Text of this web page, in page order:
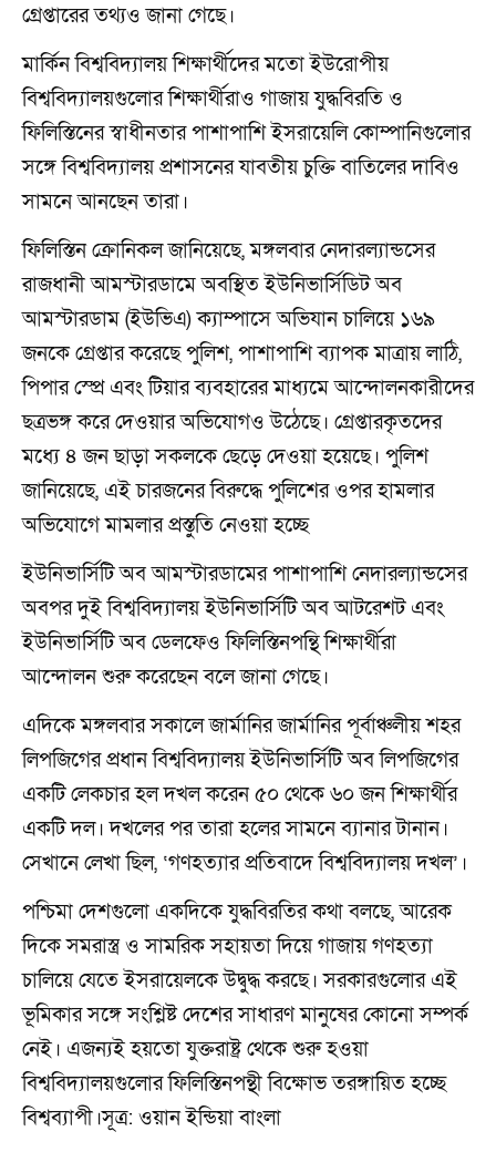
গ্রেপ্তারের তথ্যও জানা গেছে।
মার্কিন বিশ্ববিদ্যালয় শিক্ষার্থীদের মতো ইউরোপীয়
বিশ্ববিদ্যালয়গুলোর শিক্ষার্থীরাও গাজায় যুদ্ধবিরতি ও
ফিলিস্তিনের স্বাধীনতার পাশাপাশি ইসরায়েলি কোম্পানিগুলোর
সঙ্গে বিশ্ববিদ্যালয় প্রশাসনের যাবতীয় চুক্তি বাতিলের দাবিও
সামনে আনছেন তারা।
ফিলিস্তিন ক্রোনিকল জানিয়েছে, মঙ্গলবার নেদারল্যান্ডসের
রাজধানী আমস্টারডামে অবস্থিত ইউনিভার্সিডিট অব
আমস্টারডাম (ইউভিএ) ক্যাম্পাসে অভিযান চালিয়ে ১৬৯
জনকে গ্রেপ্তার করেছে পুলিশ, পাশাপাশি ব্যাপক মাত্রায় লাঠি,
পিপার স্প্রে এবং টিয়ার ব্যবহারের মাধ্যমে আন্দোলনকারীদের
ছত্রভঙ্গ করে দেওয়ার অভিযোগও উঠেছে। গ্রেপ্তারকৃতদের
মধ্যে ৪ জন ছাড়া সকলকে ছেড়ে দেওয়া হয়েছে। পুলিশ
জানিয়েছে, এই চারজনের বিরুদ্ধে পুলিশের ওপর হামলার
অভিযোগে মামলার প্রস্তুতি নেওয়া হচ্ছে
ইউনিভার্সিটি অব আমস্টারডামের পাশাপাশি নেদারল্যান্ডসের
অবপর দুই বিশ্ববিদ্যালয় ইউনিভার্সিটি অব আটরেশট এবং
ইউনিভার্সিটি অব ডেলফেও ফিলিস্তিনপন্থি শিক্ষার্থীরা
আন্দোলন শুরু করেছেন বলে জানা গেছে।
এদিকে মঙ্গলবার সকালে জার্মানির জার্মানির পূর্বাঞ্চলীয় শহর
লিপজিগের প্রধান বিশ্ববিদ্যালয় ইউনিভার্সিটি অব লিপজিগের
একটি লেকচার হল দখল করেন ৫০ থেকে ৬০ জন শিক্ষার্থীর
একটি দল। দখলের পর তারা হলের সামনে ব্যানার টানান।
সেখানে লেখা ছিল, ‘গণহত্যার প্রতিবাদে বিশ্ববিদ্যালয় দখল’।
পশ্চিমা দেশগুলো একদিকে যুদ্ধবিরতির কথা বলছে, আরেক
দিকে সমরাস্ত্র ও সামরিক সহায়তা দিয়ে গাজায় গণহত্যা
চালিয়ে যেতে ইসরায়েলকে উদ্বুদ্ধ করছে। সরকারগুলোর এই
ভূমিকার সঙ্গে সংশ্লিষ্ট দেশের সাধারণ মানুষের কোনো সম্পর্ক
নেই। এজন্যই হয়তো যুক্তরাষ্ট্র থেকে শুরু হওয়া
বিশ্ববিদ্যালয়গুলোর ফিলিস্তিনপন্থী বিক্ষোভ তরঙ্গায়িত হচ্ছে
বিশ্বব্যাপী।সূত্র: ওয়ান ইন্ডিয়া বাংলা